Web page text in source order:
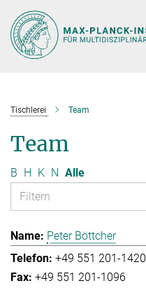
Hauptinhalt
Tischlerei Team
Team
B H K N Alle
Peter Böttcher
+49 551 201-1420
+49 551 201-1096